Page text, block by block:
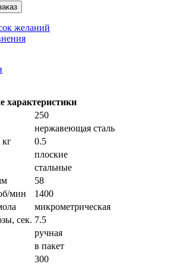
желаний
характеристики
250
нержавеющая сталь
кг
0.5
плоские
стальные
58
мин
1400
микрометрическая
сек. 7.5
ручная
в пакет
300